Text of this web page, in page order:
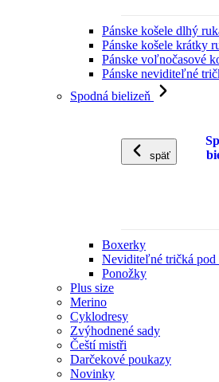
Pánske košele dlhý
Pánske košele krátky
Pánske voľnočasové
Pánske neviditeľné
Spodná bielizeň
späť
Boxerky
Neviditeľné tričká pod
Ponožky
Plus size
Merino
Cyklodresy
Zvýhodnené sady
Čeští mistři
Darčekové poukazy
Novinky